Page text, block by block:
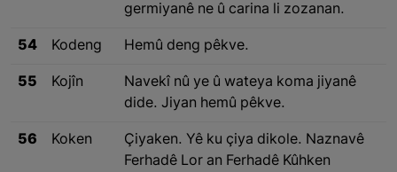
germiyanê ne û carina li zozanan.
54 Kodeng Hemû deng pêkve.
55 Kojîn
Navekî nû ye û wateya koma jiyanê
dide. Jiyan hemû pêkve.
56 Koken
Çiyaken. Yê ku çiya dikole. Naznavê
Ferhadê Lor an Ferhadê Kûhken